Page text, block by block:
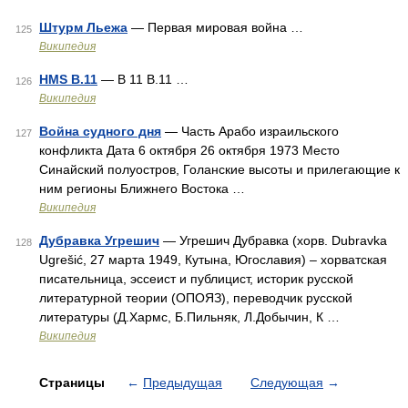
125 Штурм Льежа — Первая мировая война …
Википедия
126 HMS B.11 — B 11 B.11 …
Википедия
127 Война судного дня — Часть Арабо израильского
конфликта Дата 6 октября 26 октября 1973 Место
Синайский полуостров, Голанские высоты и прилегающие к
ним регионы Ближнего Востока …
Википедия
128 Дубравка Угрешич — Угрешич Дубравка (хорв. Dubravka
Ugrešić, 27 марта 1949, Кутына, Югославия) – хорватская
писательница, эссеист и публицист, историк русской
литературной теории (ОПОЯЗ), переводчик русской
литературы (Д.Хармс, Б.Пильняк, Л.Добычин, К …
Википедия
Страницы ← Предыдущая Следующая →